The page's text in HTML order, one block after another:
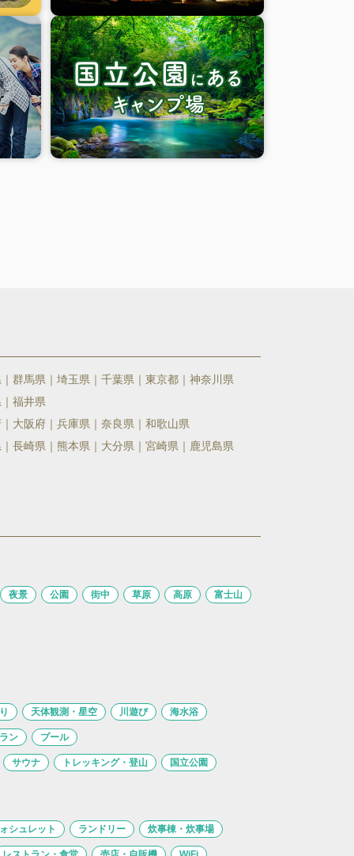
群馬県 埼玉県 千葉県 東京都
神奈川県
福井県
大阪府 兵庫県 奈良県
和歌山県
長崎県 熊本県 大分県 宮崎県
鹿児島県
夜景 公園 街中 草原 高原 富士山
天体観測・星空 川遊び 海水浴
ン プール
サウナ トレッキング・登山 国立公園
シュレット ランドリー 炊事棟・炊事場